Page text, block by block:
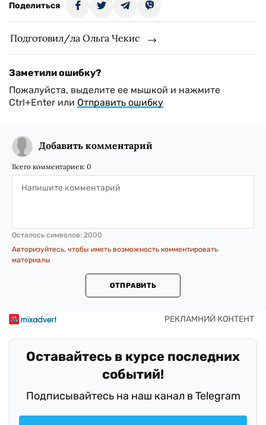
Поделиться
Подготовил/ла Ольга Чекис
Заметили ошибку?
Пожалуйста, выделите ее мышкой и нажмите
Ctrl+Enter или Отправить ошибку
Добавить комментарий
Всего комментариев: 0
Осталось символов: 2000
Авторизуйтесь, чтобы иметь возможность комментировать
материалы
ОТПРАВИТЬ
Оставайтесь в курсе последних
событий!
Подписывайтесь на наш канал в Telegram